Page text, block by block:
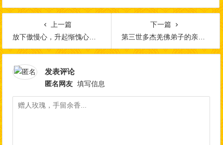
上一篇
放下傲慢心，升起惭愧心，让您倍受尊敬
下一篇
第三世多杰羌佛弟子的亲属去到极乐世界
发表评论
匿名网友 填写信息